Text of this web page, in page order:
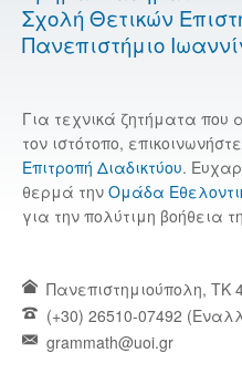
Σχολή Θετικών
Πανεπιστήμιο
Για τεχνικά ζητήματα που
τον ιστότοπο,
Επιτροπή Διαδικτύου.
θερμά την Ομάδα
για την πολύτιμη βοήθεια
Πανεπιστημιούπολη, TK
(+30) 26510-07492
grammath@uoi.gr